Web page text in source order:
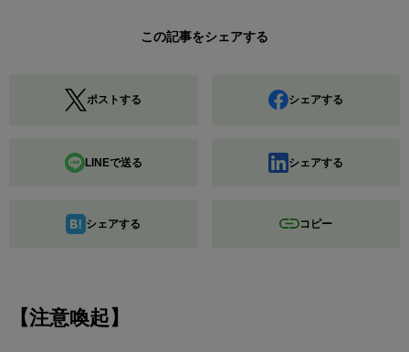
この記事をシェアする
ポストする シェアする
LINEで送る シェアする
シェアする コピー
【注意喚起】